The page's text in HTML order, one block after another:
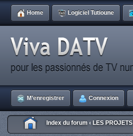
Home Logiciel Tutioune
M’enregistrer Connexion
Index du forum ‹ LES PROJETS